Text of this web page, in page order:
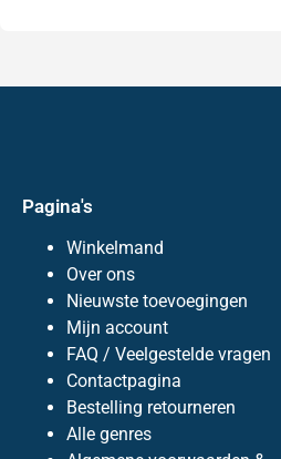
Pagina's
Winkelmand
Over ons
Nieuwste toevoegingen
Mijn account
FAQ / Veelgestelde vragen
Contactpagina
Bestelling retourneren
Alle genres